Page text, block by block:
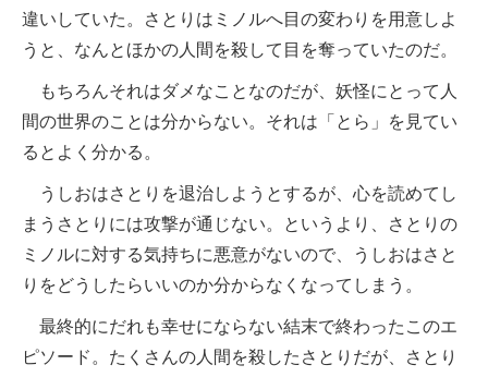
違いしていた。さとりはミノルへ目の変わりを用意しよ
うと、なんとほかの人間を殺して目を奪っていたのだ。
もちろんそれはダメなことなのだが、妖怪にとって人
間の世界のことは分からない。それは「とら」を見てい
るとよく分かる。
うしおはさとりを退治しようとするが、心を読めてし
まうさとりには攻撃が通じない。というより、さとりの
ミノルに対する気持ちに悪意がないので、うしおはさと
りをどうしたらいいのか分からなくなってしまう。
最終的にだれも幸せにならない結末で終わったこのエ
ピソード。たくさんの人間を殺したさとりだが、さとり